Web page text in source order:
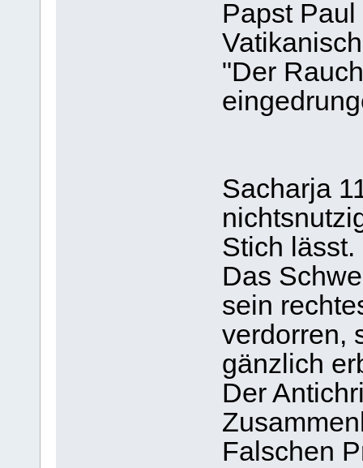
Papst
"Der
Sacharja
Stich lässt.
Das
sein
verdorren,
gänzlich
Der
Falschen